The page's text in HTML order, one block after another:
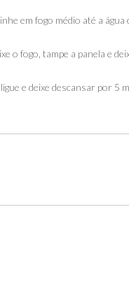
em fogo médio até a água
o fogo, tampe a panela e
e deixe descansar por 5